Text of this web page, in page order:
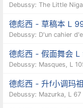
Debussy: The Little
德彪西 - 草稿本 L
Debussy: D'un cahier
德彪西 - 假面舞会 L
Debussy: Masques, L
德彪西 - 升f小调玛
Debussy: Mazurka, L 67